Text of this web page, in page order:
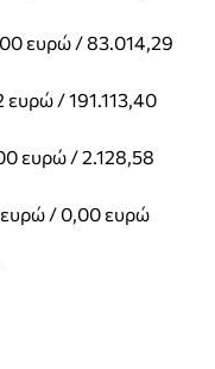
ευρώ / 83.014,29
ευρώ / 191.113,40
ευρώ / 2.128,58
/ 0,00 ευρώ